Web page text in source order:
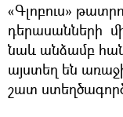
«Գլոբուս»
դերասանների
նաև անձամբ
այստեղ են
շատ